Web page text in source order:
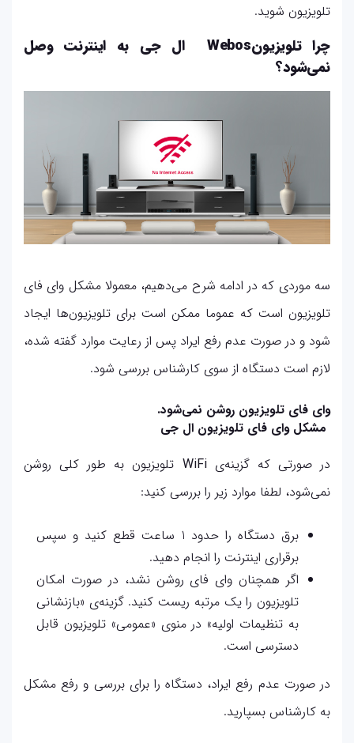
تلویزیون شوید.
چرا تلویزیونWebos ال جی به اینترنت وصل
نمی‌شود؟
سه موردی که در ادامه شرح می‌دهیم، معمولا مشکل وای فای
تلویزیون است که عموما ممکن است برای تلویزیون‌ها ایجاد
شود و در صورت عدم رفع ایراد پس از رعایت موارد گفته شده،
لازم است دستگاه از سوی کارشناس بررسی شود.
وای فای تلویزیون روشن نمی‌شود.
مشکل وای فای تلویزیون ال جی
در صورتی که گزینه‌یWiFi تلویزیون به طور کلی روشن
نمی‌شود، لطفا موارد زیر را بررسی کنید:
برق دستگاه را حدود 1 ساعت قطع کنید و سپس
برقراری اینترنت را انجام دهید.
اگر همچنان وای فای روشن نشد، در صورت امکان
تلویزیون را یک مرتبه ریست کنید. گزینه‌ی «بازنشانی
به تنظیمات اولیه» در منوی «عمومی» تلویزیون قابل
دسترسی است.
در صورت عدم رفع ایراد، دستگاه را برای بررسی و رفع مشکل
به کارشناس بسپارید.